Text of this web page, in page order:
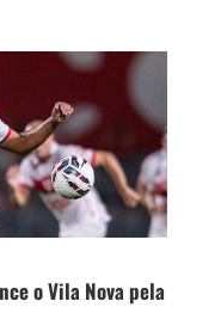
o Vila Nova pela